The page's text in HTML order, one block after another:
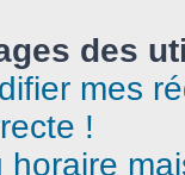
des
mes
!